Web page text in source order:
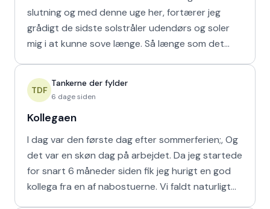
slutning og med denne uge her, fortærer jeg
grådigt de sidste solstråler udendørs og soler
mig i at kunne sove længe. Så længe som det
TDF
Tankerne der fylder
6 dage siden
Kollegaen
I dag var den første dag efter sommerferien;, Og
det var en skøn dag på arbejdet. Da jeg startede
for snart 6 måneder siden fik jeg hurigt en god
kollega fra en af nabostuerne. Vi faldt naturligt